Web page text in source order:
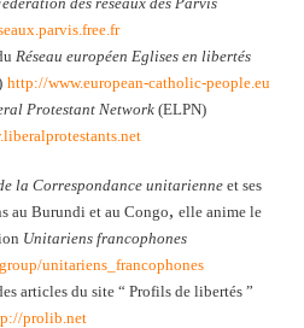
Réseau européen Eglises en libertés
http://www.european-catholic-people.eu
Protestant Network (ELPN)
la Correspondance unitarienne et ses
au Burundi et au Congo, elle anime le
Unitariens francophones
unitariens_francophones
articles du site “ Profils de libertés ”
prolib.net